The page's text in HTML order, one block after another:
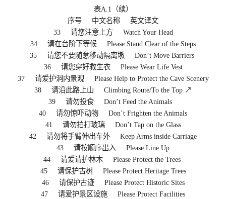
表A.1（续）
序号 中文名称 英文译文
33 请您注意上方 Watch Your Head
34 请在台阶下等候 Please Stand Clear of the Steps
35 请您不要随意移动隔离墩 Don’t Move Barriers
36 请您穿好救生衣 Please Wear Life Vest
37 请爱护洞内景观 Please Help to Protect the Cave Scenery
38 请沿此路上山 Climbing Route/To the Top ↗
39 请勿投食 Don’t Feed the Animals
40 请勿惊吓动物 Don’t Frighten the Animals
41 请勿拍打玻璃 Don’t Tap on the Glass
42 请勿将手臂伸出车外 Keep Arms inside Carriage
43 请按顺序出入 Please Line Up
44 请爱请护林木 Please Protect the Trees
45 请保护古树 Please Protect Heritage Trees
46 请保护古迹 Please Protect Historic Sites
47 请爱护景区设施 Please Protect Facilities